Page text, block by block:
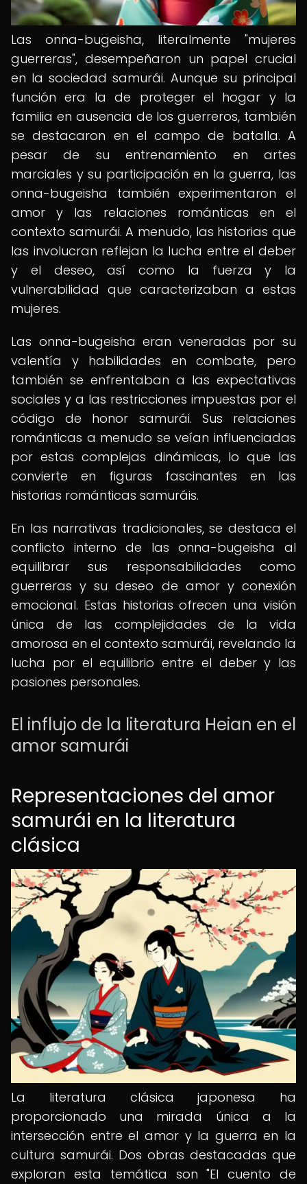
Las onna-bugeisha, literalmente "mujeres
guerreras", desempeñaron un papel crucial
en la sociedad samurái. Aunque su principal
función era la de proteger el hogar y la
familia en ausencia de los guerreros, también
se destacaron en el campo de batalla. A
pesar de su entrenamiento en artes
marciales y su participación en la guerra, las
onna-bugeisha también experimentaron el
amor y las relaciones románticas en el
contexto samurái. A menudo, las historias que
las involucran reflejan la lucha entre el deber
y el deseo, así como la fuerza y la
vulnerabilidad que caracterizaban a estas
mujeres.
Las onna-bugeisha eran veneradas por su
valentía y habilidades en combate, pero
también se enfrentaban a las expectativas
sociales y a las restricciones impuestas por el
código de honor samurái. Sus relaciones
románticas a menudo se veían influenciadas
por estas complejas dinámicas, lo que las
convierte en figuras fascinantes en las
historias románticas samuráis.
En las narrativas tradicionales, se destaca el
conflicto interno de las onna-bugeisha al
equilibrar sus responsabilidades como
guerreras y su deseo de amor y conexión
emocional. Estas historias ofrecen una visión
única de las complejidades de la vida
amorosa en el contexto samurái, revelando la
lucha por el equilibrio entre el deber y las
pasiones personales.
El influjo de la literatura Heian en el
amor samurái
Representaciones del amor
samurái en la literatura
clásica
La literatura clásica japonesa ha
proporcionado una mirada única a la
intersección entre el amor y la guerra en la
cultura samurái. Dos obras destacadas que
exploran esta temática son "El cuento de